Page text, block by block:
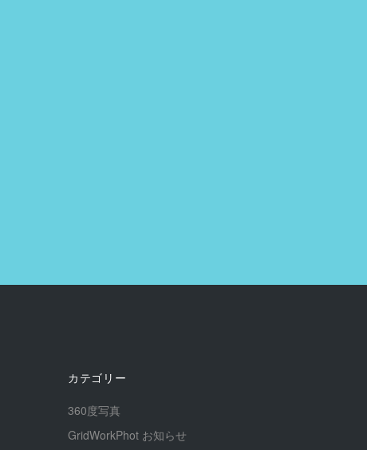
カテゴリー
360度写真
GridWorkPhot お知らせ